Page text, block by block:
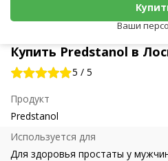
Купить Predstanol в
5 / 5
Продукт
Predstanol
Используется для
Для здоровья простаты у
Ваши